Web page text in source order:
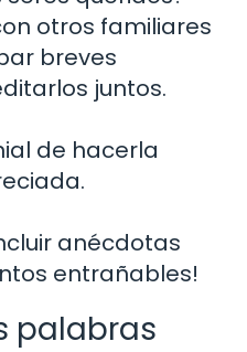
otros familiares
breves
juntos.
de hacerla
anécdotas
entrañables!
palabras